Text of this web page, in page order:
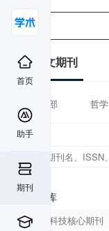
首页
助手
期刊
中文期刊
全部 哲学
数据库
中国科技核心期刊